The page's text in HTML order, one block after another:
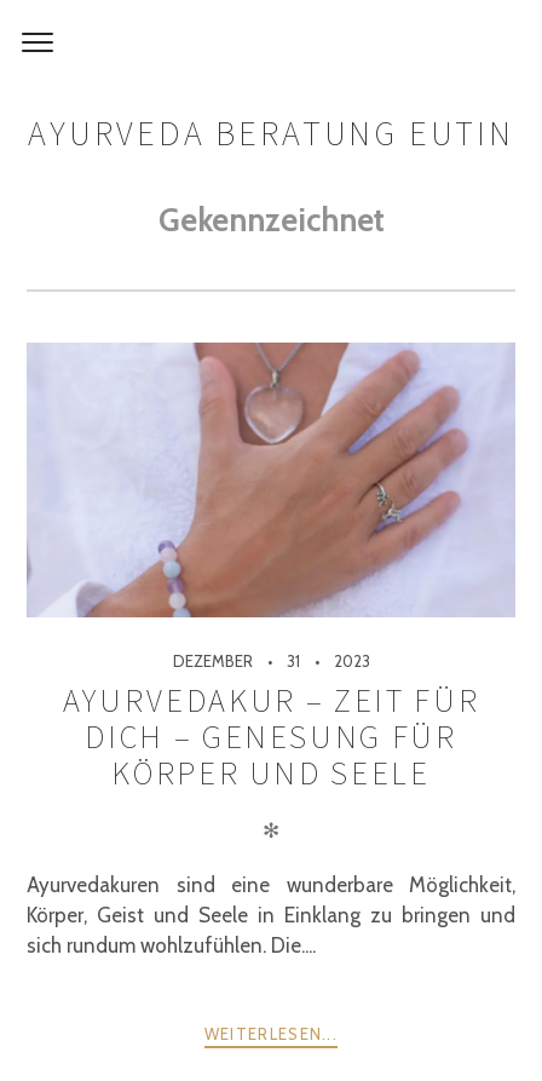
AYURVEDA BERATUNG EUTIN
Gekennzeichnet
DEZEMBER 31 2023
AYURVEDAKUR – ZEIT FÜR
DICH – GENESUNG FÜR
KÖRPER UND SEELE
✻
Ayurvedakuren sind eine wunderbare Möglichkeit,
Körper, Geist und Seele in Einklang zu bringen und
sich rundum wohlzufühlen. Die....
WEITERLESEN...